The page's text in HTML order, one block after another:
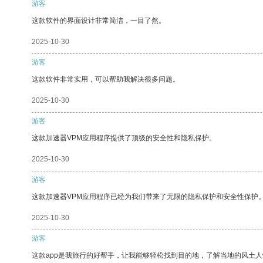
游客
这款软件的界面设计非常简洁，一目了然。
2025-10-30
游客
这款软件非常实用，可以帮助我解决很多问题。
2025-10-30
游客
这款加速器VPM应用程序提供了顶级的安全性和隐私保护。
2025-10-30
游客
这款加速器VPM应用程序已经为我们带来了无限的隐私保护和安全性保护
2025-10-30
游客
这款app是我旅行的好帮手，让我能够轻松找到目的地，了解当地的风土